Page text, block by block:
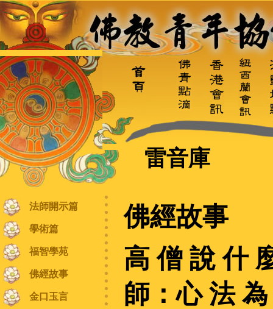
雷音庫
法師開示篇
學術篇
福智學苑
佛經故事
金口玉言
佛經故事
高 僧 說 什
師：心 法